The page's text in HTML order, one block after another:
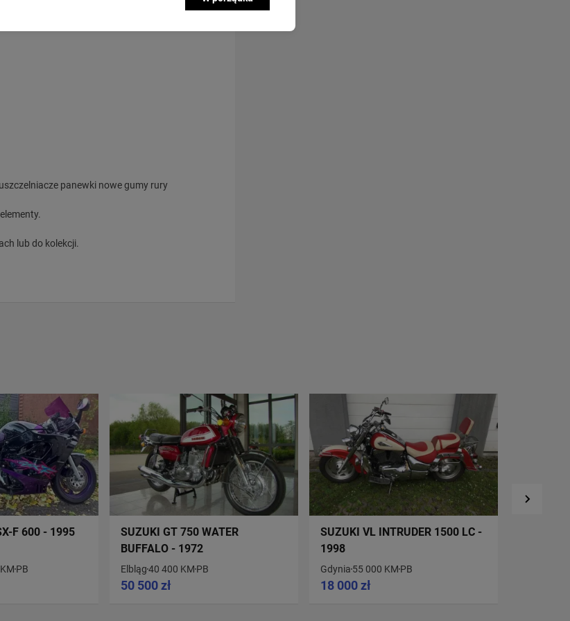
panewki nowe gumy rury
lub do kolekcji.
F 600 - 1995
PB
SUZUKI GT 750 WATER
BUFFALO - 1972
Elbląg40 400 KM PB
50 500 zł
SUZUKI VL INTRUDER 1500 LC -
1998
Gdynia 55 000 KM PB
18 000 zł